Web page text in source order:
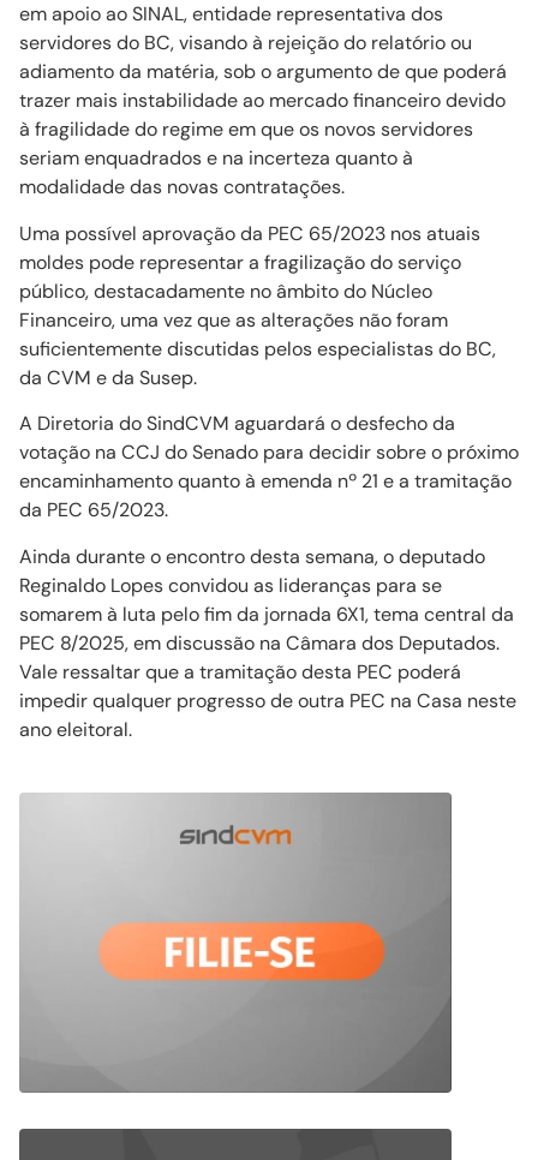
em apoio ao SINAL, entidade representativa dos
servidores do BC, visando à rejeição do relatório ou
adiamento da matéria, sob o argumento de que poderá
trazer mais instabilidade ao mercado financeiro devido
à fragilidade do regime em que os novos servidores
seriam enquadrados e na incerteza quanto à
modalidade das novas contratações.
Uma possível aprovação da PEC 65/2023 nos atuais
moldes pode representar a fragilização do serviço
público, destacadamente no âmbito do Núcleo
Financeiro, uma vez que as alterações não foram
suficientemente discutidas pelos especialistas do BC,
da CVM e da Susep.
A Diretoria do SindCVM aguardará o desfecho da
votação na CCJ do Senado para decidir sobre o próximo
encaminhamento quanto à emenda nº 21 e a tramitação
da PEC 65/2023.
Ainda durante o encontro desta semana, o deputado
Reginaldo Lopes convidou as lideranças para se
somarem à luta pelo fim da jornada 6X1, tema central da
PEC 8/2025, em discussão na Câmara dos Deputados.
Vale ressaltar que a tramitação desta PEC poderá
impedir qualquer progresso de outra PEC na Casa neste
ano eleitoral.